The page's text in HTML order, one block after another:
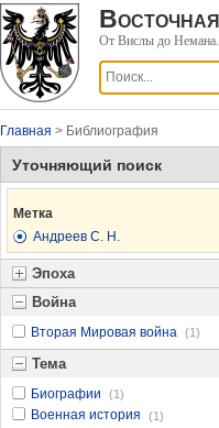
От Вислы до
Главная > Библиография
Уточняющий поиск
Метка
Андреев С. Н.
Эпоха
Война
Вторая Мировая война (1)
Тема
Биографии (1)
Военная история (1)